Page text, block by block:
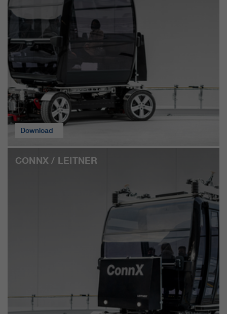
Download
CONNX / LEITNER
qui nous aident à améliorer nos
sites Internet / nos applications.
Ces informations sont également
transmises à nos clients /
partenaires.